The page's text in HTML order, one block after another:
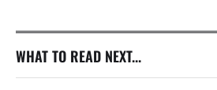
WHAT TO READ NEXT...